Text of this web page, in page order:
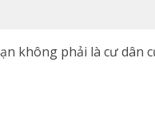
không phải là cư dân